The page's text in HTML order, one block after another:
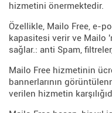
hizmetini önermektedir.
Özellikle, Mailo Free, e-
kapasitesi verir ve Mailo
sağlar.: anti Spam,
Mailo Free hizmetinin
bannerlarının
verilen hizmetin